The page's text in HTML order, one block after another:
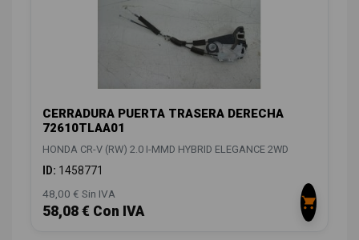
CERRADURA PUERTA TRASERA DERECHA
72610TLAA01
HONDA CR-V (RW) 2.0 I-MMD HYBRID ELEGANCE 2WD
ID: 1458771
48,00 € Sin IVA
58,08 € Con IVA